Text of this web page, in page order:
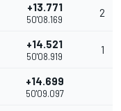
+13.771
50'08.169
2
+14.521
50'08.919
1
+14.699
50'09.097